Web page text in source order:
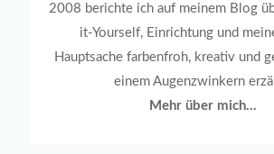
2008 berichte ich auf meinem Blog
it-Yourself, Einrichtung und
Hauptsache farbenfroh, kreativ und
einem Augenzwinkern
Mehr über mich...